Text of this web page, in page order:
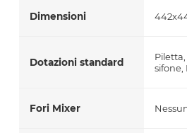
Dimensioni
Dotazioni standard
sifone,
Fori Mixer